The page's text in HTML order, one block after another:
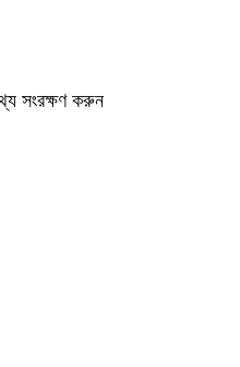
সংরক্ষণ করুন